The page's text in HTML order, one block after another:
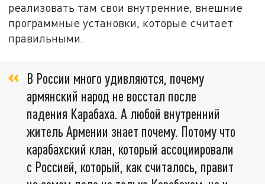
реализовать там свои внутренние, внешние
программные установки, которые считает
правильными.
В России много удивляются, почему
армянский народ не восстал после
падения Карабаха. А любой внутренний
житель Армении знает почему. Потому что
карабахский клан, который ассоциировали
с Россией, который, как считалось, правит